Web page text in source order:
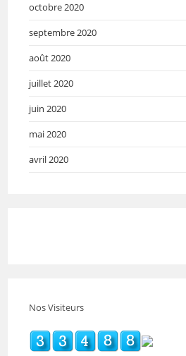
octobre 2020
septembre 2020
août 2020
juillet 2020
juin 2020
mai 2020
avril 2020
Nos Visiteurs